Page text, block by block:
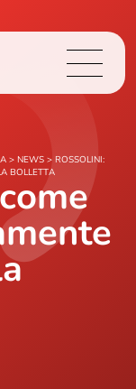
> NEWS > ROSSOLINI:
BOLLETTA